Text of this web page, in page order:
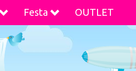
Festa OUTLET